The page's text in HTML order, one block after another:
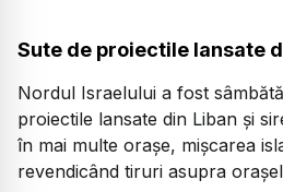
Sute de proiectile lansate
Nordul Israelului a fost
proiectile lansate din Liban şi
în mai multe oraşe, mişcarea
revendicând tiruri asupra